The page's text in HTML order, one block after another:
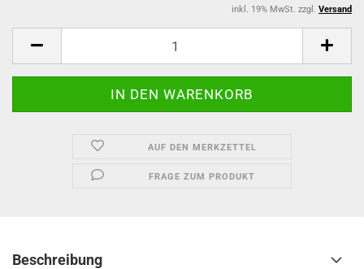
inkl. 19% MwSt. zzgl. Versand
AUF DEN MERKZETTEL
FRAGE ZUM PRODUKT
Beschreibung